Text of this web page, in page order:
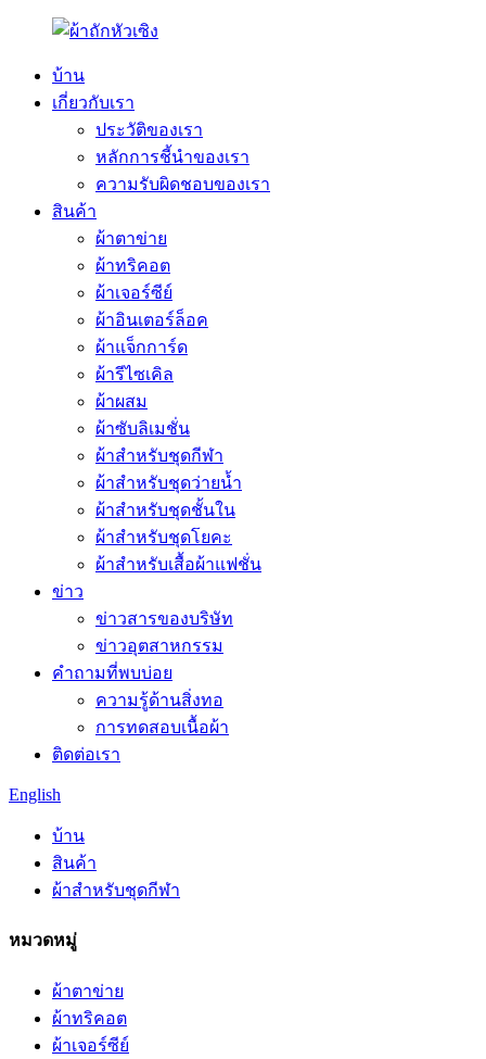
บ้าน
เกี่ยวกับเรา
ประวัติของเรา
หลักการชี้นำของเรา
ความรับผิดชอบของเรา
สินค้า
ผ้าตาข่าย
ผ้าทริคอต
ผ้าเจอร์ซีย์
ผ้าอินเตอร์ล็อค
ผ้าแจ็กการ์ด
ผ้ารีไซเคิล
ผ้าผสม
ผ้าซับลิเมชั่น
ผ้าสำหรับชุดกีฬา
ผ้าสำหรับชุดว่ายน้ำ
ผ้าสำหรับชุดชั้นใน
ผ้าสำหรับชุดโยคะ
ผ้าสำหรับเสื้อผ้าแฟชั่น
ข่าว
ข่าวสารของบริษัท
ข่าวอุตสาหกรรม
คำถามที่พบบ่อย
ความรู้ด้านสิ่งทอ
การทดสอบเนื้อผ้า
ติดต่อเรา
English
บ้าน
สินค้า
ผ้าสำหรับชุดกีฬา
หมวดหมู่
ผ้าตาข่าย
ผ้าทริคอต
ผ้าเจอร์ซีย์